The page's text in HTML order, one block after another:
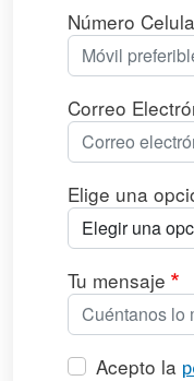
Número
Correo
Elige una
Tu mensaje
Acepto la